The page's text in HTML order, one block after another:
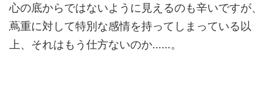
心の底からではないように見えるのも辛いですが、
蔦重に対して特別な感情を持ってしまっている以
上、それはもう仕方ないのか……。